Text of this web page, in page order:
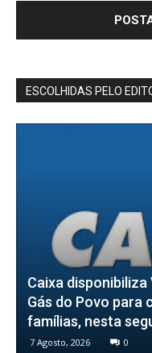
ESCOLHIDAS PELO
Caixa
Gás do Povo para
famílias, nesta
7 Agosto, 2026 0